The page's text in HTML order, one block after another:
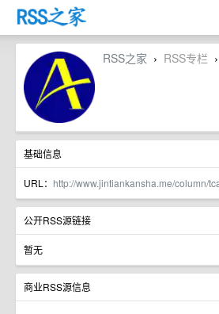
RSS之家 › RSS专栏 ›
基础信息
URL： http://www.jintiankansha.me/column/
公开RSS源链接
暂无
商业RSS源信息